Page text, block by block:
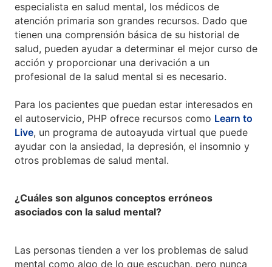
especialista en salud mental, los médicos de
atención primaria son grandes recursos. Dado que
tienen una comprensión básica de su historial de
salud, pueden ayudar a determinar el mejor curso de
acción y proporcionar una derivación a un
profesional de la salud mental si es necesario.
Para los pacientes que puedan estar interesados en
el autoservicio, PHP ofrece recursos como Learn to
Live, un programa de autoayuda virtual que puede
ayudar con la ansiedad, la depresión, el insomnio y
otros problemas de salud mental.
¿Cuáles son algunos conceptos erróneos
asociados con la salud mental?
Las personas tienden a ver los problemas de salud
mental como algo de lo que escuchan, pero nunca